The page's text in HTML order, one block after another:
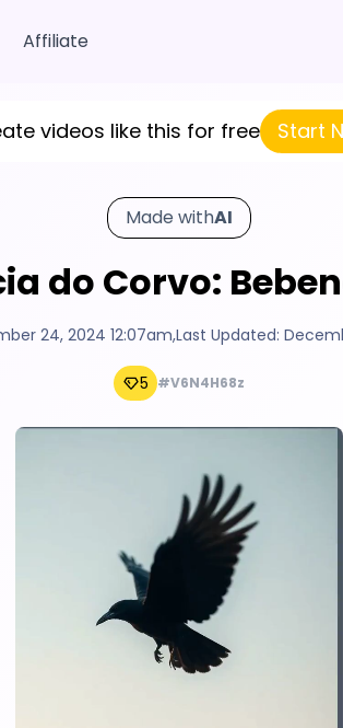
Affiliate
videos like this for free Start
Made withAI
do Corvo:
24, 2024 12:07am,Last Updated:
5 #V6N4H68z